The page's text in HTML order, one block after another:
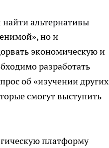
но и
экономическую и
разработать
об «изучении других
смогут выступить
платформу